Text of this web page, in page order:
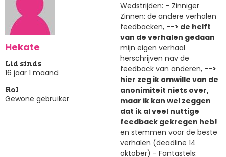
Hekate
Lid sinds
16 jaar 1 maand
Rol
Gewone gebruiker
Wedstrijden: - Zinniger
Zinnen: de andere verhalen
feedbacken, --> de helft
van de verhalen gedaan
mijn eigen verhaal
herschrijven nav de
feedback van anderen, -->
hier zeg ik omwille van de
anonimiteit niets over,
maar ik kan wel zeggen
dat ik al veel nuttige
feedback gekregen heb!
en stemmen voor de beste
verhalen (deadline 14
oktober) - Fantastels: